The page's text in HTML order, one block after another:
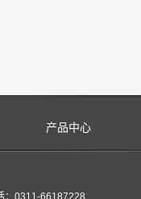
产品中心
0311-66187228